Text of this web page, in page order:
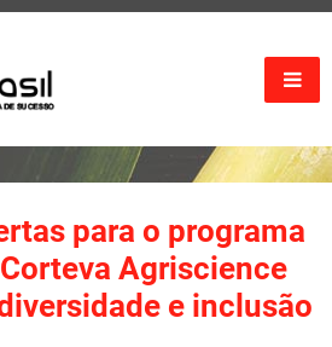
para o programa
Agriscience
e inclusão